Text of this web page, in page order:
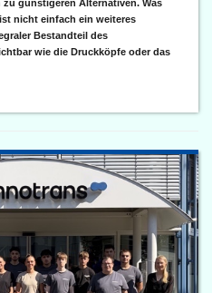
zu günstigeren Alternativen. Was
nicht einfach ein weiteres
Bestandteil des
wie die Druckköpfe oder das